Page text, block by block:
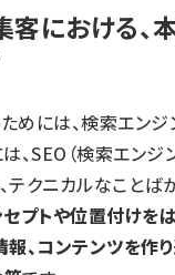
客における、
めには、検索エンジ
、SEO（検索エン
テクニカルなことば
プトや位置付けをは
、コンテンツを作